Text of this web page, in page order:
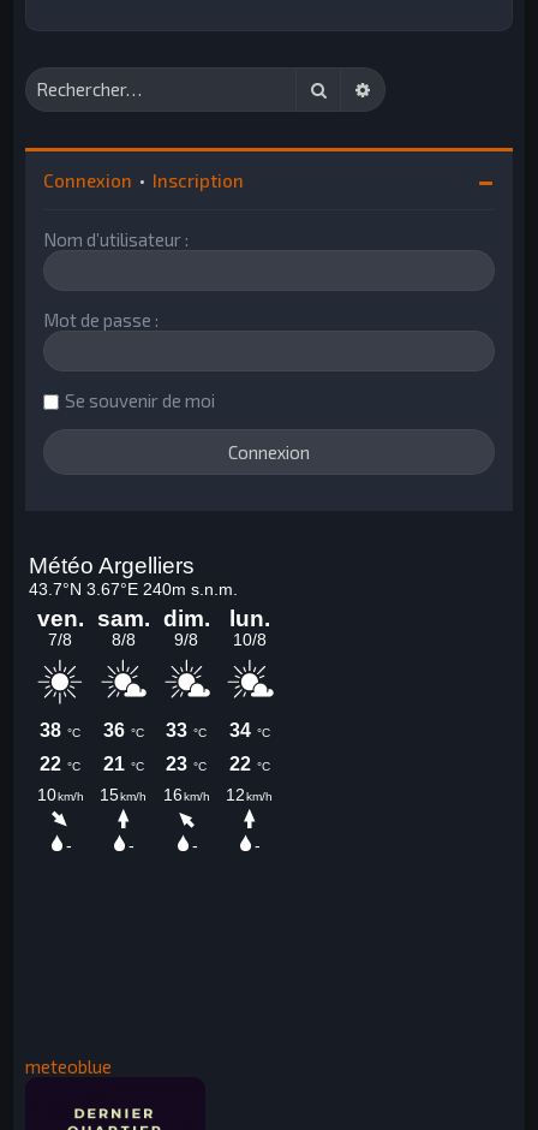
RechercherRecherche avancée
Connexion • Inscription
Nom d’utilisateur :
Mot de passe :
Se souvenir de moi
meteoblue